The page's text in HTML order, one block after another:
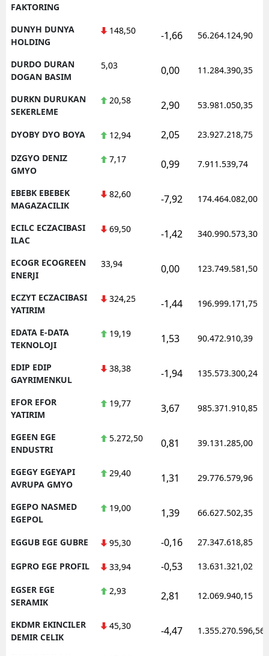
FAKTORING
DUNYH DUNYA
HOLDING
148,50 -1,66 56.264.124,90
DURDO DURAN
DOGAN BASIM
5,03 0,00 11.284.390,35
DURKN DURUKAN
SEKERLEME
20,58 2,90 53.981.050,35
DYOBY DYO BOYA 12,94 2,05 23.927.218,75
DZGYO DENIZ
GMYO
7,17 0,99 7.911.539,74
EBEBK EBEBEK
MAGAZACILIK
82,60 -7,92 174.464.082,00
ECILC ECZACIBASI
ILAC
69,50 -1,42 340.990.573,30
ECOGR ECOGREEN
ENERJI
33,94 0,00 123.749.581,50
ECZYT ECZACIBASI
YATIRIM
324,25 -1,44 196.999.171,75
EDATA E-DATA
TEKNOLOJI
19,19 1,53 90.472.910,39
EDIP EDIP
GAYRIMENKUL
38,38 -1,94 135.573.300,24
EFOR EFOR
YATIRIM
19,77 3,67 985.371.910,85
EGEEN EGE
ENDUSTRI
5.272,50 0,81 39.131.285,00
EGEGY EGEYAPI
AVRUPA GMYO
29,40 1,31 29.776.579,96
EGEPO NASMED
EGEPOL
19,00 1,39 66.627.502,35
EGGUB EGE GUBRE 95,30 -0,16 27.347.618,85
EGPRO EGE PROFIL 33,94 -0,53 13.631.321,02
EGSER EGE
SERAMIK
2,93 2,81 12.069.940,15
EKDMR EKINCILER
DEMIR CELIK
45,30 -4,47 1.355.270.596,56